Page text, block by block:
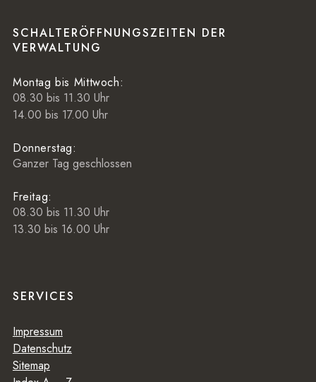
SCHALTERÖFFNUNGSZEITEN DER
VERWALTUNG
Montag bis Mittwoch:
08.30 bis 11.30 Uhr
14.00 bis 17.00 Uhr
Donnerstag:
Ganzer Tag geschlossen
Freitag:
08.30 bis 11.30 Uhr
13.30 bis 16.00 Uhr
SERVICES
Impressum
Datenschutz
Sitemap